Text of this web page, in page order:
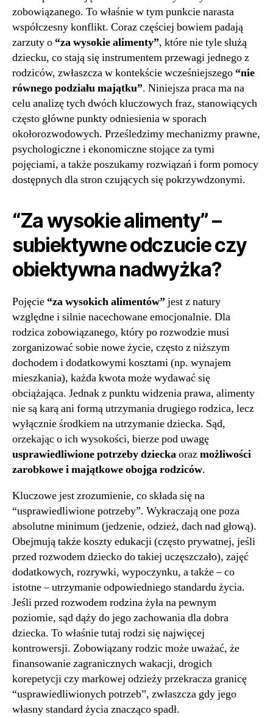
zobowiązanego. To właśnie w tym punkcie narasta
współczesny konflikt. Coraz częściej bowiem padają
zarzuty o “za wysokie alimenty”, które nie tyle służą
dziecku, co stają się instrumentem przewagi jednego z
rodziców, zwłaszcza w kontekście wcześniejszego “nie
równego podziału majątku”. Niniejsza praca ma na
celu analizę tych dwóch kluczowych fraz, stanowiących
często główne punkty odniesienia w sporach
okołorozwodowych. Prześledzimy mechanizmy prawne,
psychologiczne i ekonomiczne stojące za tymi
pojęciami, a także poszukamy rozwiązań i form pomocy
dostępnych dla stron czujących się pokrzywdzonymi.
“Za wysokie alimenty” –
subiektywne odczucie czy
obiektywna nadwyżka?
Pojęcie “za wysokich alimentów”jest z natury
względne i silnie nacechowane emocjonalnie. Dla
rodzica zobowiązanego, który po rozwodzie musi
zorganizować sobie nowe życie, często z niższym
dochodem i dodatkowymi kosztami (np. wynajem
mieszkania), każda kwota może wydawać się
obciążająca. Jednak z punktu widzenia prawa, alimenty
nie są karą ani formą utrzymania drugiego rodzica, lecz
wyłącznie środkiem na utrzymanie dziecka. Sąd,
orzekając o ich wysokości, bierze pod uwagę
usprawiedliwione potrzeby dzieckaorazmożliwości
zarobkowe i majątkowe obojga rodziców.
Kluczowe jest zrozumienie, co składa się na
“usprawiedliwione potrzeby”. Wykraczają one poza
absolutne minimum (jedzenie, odzież, dach nad głową).
Obejmują także koszty edukacji (często prywatnej, jeśli
przed rozwodem dziecko do takiej uczęszczało), zajęć
dodatkowych, rozrywki, wypoczynku, a także – co
istotne – utrzymanie odpowiedniego standardu życia.
Jeśli przed rozwodem rodzina żyła na pewnym
poziomie, sąd dąży do jego zachowania dla dobra
dziecka. To właśnie tutaj rodzi się najwięcej
kontrowersji. Zobowiązany rodzic może uważać, że
finansowanie zagranicznych wakacji, drogich
korepetycji czy markowej odzieży przekracza granicę
“usprawiedliwionych potrzeb”, zwłaszcza gdy jego
własny standard życia znacząco spadł.